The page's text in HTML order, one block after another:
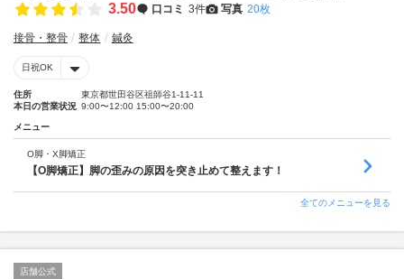
3.50 口コミ 3件 写真 20枚
接骨・整骨 整体 鍼灸
日祝OK
住所
東京都世田谷区祖師谷1-11-11
本日の営業状況 9:00〜12:00 15:00〜20:00
メニュー
O脚・X脚矯正
【O脚矯正】脚の歪みの原因を突き止めて整えます！
全てのメニューを見る
店舗公式